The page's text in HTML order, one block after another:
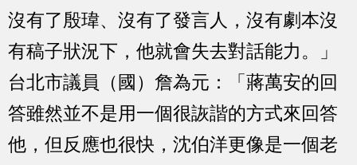
沒有了殷瑋、沒有了發言人，沒有劇本沒
有稿子狀況下，他就會失去對話能力。」
台北市議員（國）詹為元：「蔣萬安的回
答雖然並不是用一個很詼諧的方式來回答
他，但反應也很快，沈伯洋更像是一個老